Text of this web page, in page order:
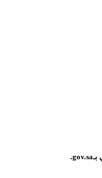
بـgov.sa.